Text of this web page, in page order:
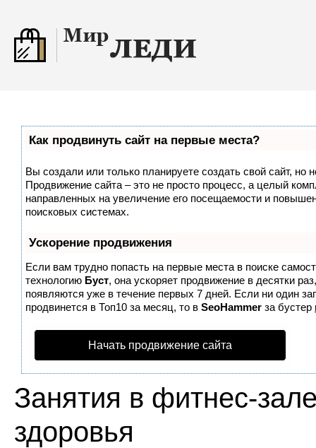
Как продвинуть сайт на первые места?
Вы создали или только планируете создать свой сайт, но
Продвижение сайта – это не просто процесс, а целый
направленных на увеличение его посещаемости и
поисковых системах.
Ускорение продвижения
Если вам трудно попасть на первые места в поиске
технологию Буст, она ускоряет продвижение в десятки
появляются уже в течение первых 7 дней. Если ни один
продвинется в Топ10 за месяц, то в SeoHammer за бустер
Начать продвижение сайта
Занятия в фитнес-
здоровья